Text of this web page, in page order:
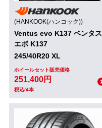
(HANKOOK(ハンコック))
Ventus evo K137 ベンタス
エボ K137
245/40R20 XL
ホイールセット販売価格
251,400円
税込/4本